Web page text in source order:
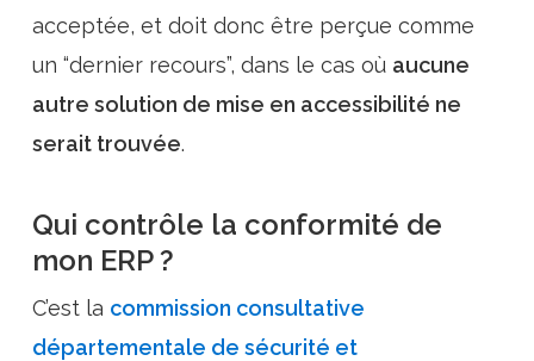
acceptée, et doit donc être perçue comme
un “dernier recours”, dans le cas où aucune
autre solution de mise en accessibilité ne
serait trouvée.
Qui contrôle la conformité de
mon ERP ?
C’est la commission consultative
départementale de sécurité et